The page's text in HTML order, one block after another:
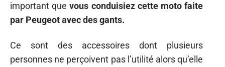
important quevous conduisiez cette moto faite
par Peugeot avec des gants.
Ce sont des accessoires dont plusieurs
personnes ne perçoivent pas l’utilité alors qu’elle